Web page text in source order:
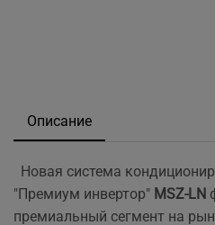
Описание
Новая система
"Премиум инвертор" MSZ-LN
премиальный сегмент на